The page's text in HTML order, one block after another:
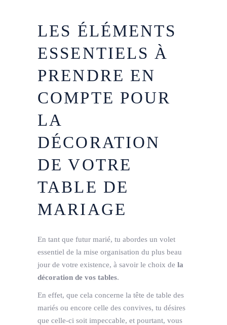
LES ÉLÉMENTS
ESSENTIELS À
PRENDRE EN
COMPTE POUR
LA
DÉCORATION
DE VOTRE
TABLE DE
MARIAGE
En tant que futur marié, tu abordes un volet
essentiel de la mise organisation du plus beau
jour de votre existence, à savoir le choix de la
décoration de vos tables.
En effet, que cela concerne la tête de table des
mariés ou encore celle des convives, tu désires
que celle-ci soit impeccable, et pourtant, vous